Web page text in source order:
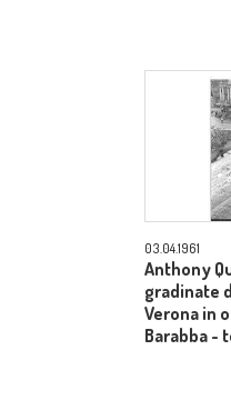
03.04.1961
Anthony
gradinate
Verona in
Barabba -